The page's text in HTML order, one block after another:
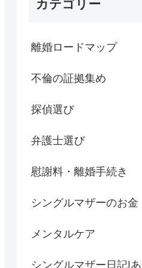
カテゴリー
離婚ロードマップ
不倫の証拠集め
探偵選び
弁護士選び
慰謝料・離婚手続き
シングルマザーのお金
メンタルケア
シングルマザー日記|